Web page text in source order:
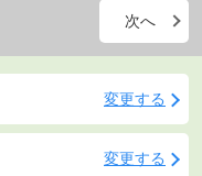
次へ
変更する
変更する